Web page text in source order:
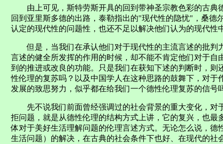
由上可见，斯特劳斯开具的回到带神圣宗教色彩的古典
回到亚里斯多德的出路，泰勒指出的"现代性的隐忧"，桑德
认定的现代性的问题性，也还不足以解决他们认为的现代性
但是，当我们在承认他们对于现代性的主流言述的批判
言述的健全所发挥的作用的时候，却不能不肯定他们对于自
到的推进或改良的功能。只是我们在获知下述的判断时，
性伦理的复苏吗？以及中国学人在这种思路的鼓舞下，对
发展的致思努力，似乎都在给我们一个德性伦理复苏的信号
先不说我们前面曾经强调过的社会背景的重大变化，对
拒问题，就是从德性伦理的结构方式上讲，它的复兴，也
体对于美好生活理解问题的伦理言述方式。无论怎么说，
生活问题）的解决，在古典的社会条件下也好、在现代的